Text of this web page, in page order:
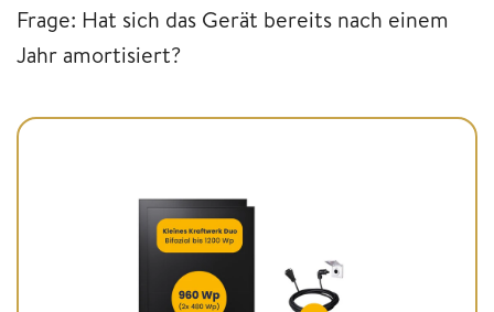
Frage: Hat sich das Gerät bereits nach einem
Jahr amortisiert?